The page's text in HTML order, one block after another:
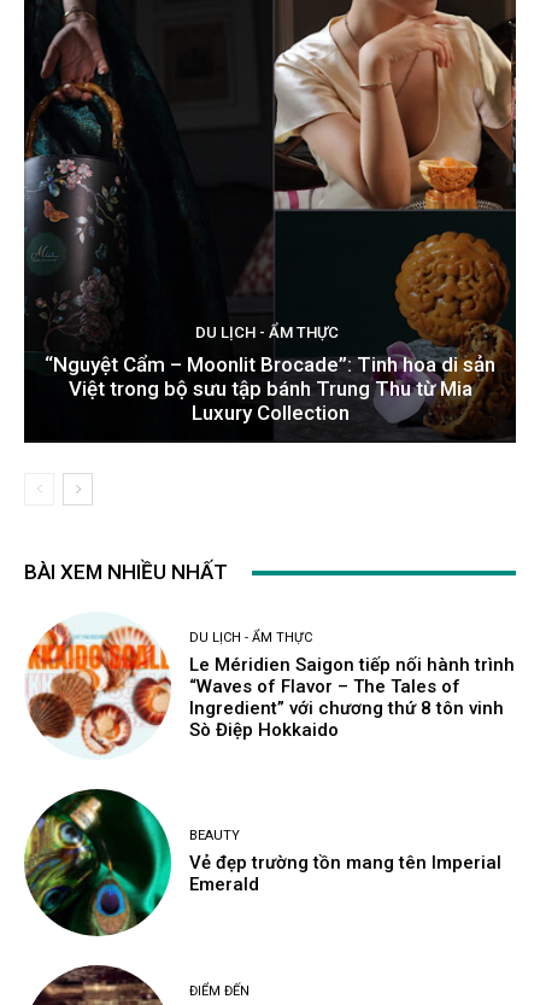
DU LỊCH - ẨM THỰC
“Nguyệt Cẩm – Moonlit Brocade”: Tinh hoa di sản
Việt trong bộ sưu tập bánh Trung Thu từ Mia
Luxury Collection
BÀI XEM NHIỀU NHẤT
DU LỊCH - ẨM THỰC
Le Méridien Saigon tiếp nối hành trình
“Waves of Flavor – The Tales of
Ingredient” với chương thứ 8 tôn vinh
Sò Điệp Hokkaido
BEAUTY
Vẻ đẹp trường tồn mang tên Imperial
Emerald
ĐIỂM ĐẾN